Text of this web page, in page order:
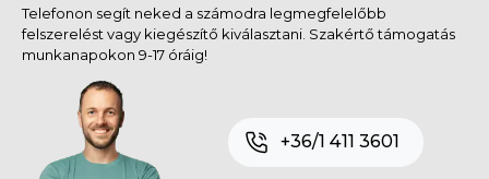
Telefonon segít neked a számodra legmegfelelőbb
felszerelést vagy kiegészítő kiválasztani. Szakértő támogatás
munkanapokon 9-17 óráig!
+36/1 411 3601